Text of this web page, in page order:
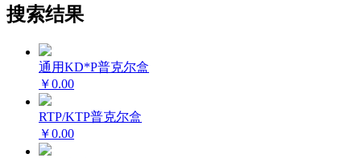
搜索结果
通用KD*P普克尔盒
￥0.00
RTP/KTP普克尔盒
￥0.00